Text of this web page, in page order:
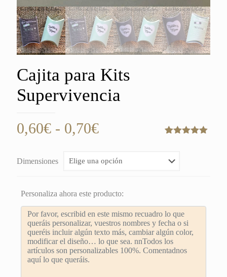
Cajita para Kits
Supervivencia
5 en base
0,60€ - 0,70€Rango
precios:
0,60€
hasta
0,70€
Dimensiones
Personaliza ahora este producto: